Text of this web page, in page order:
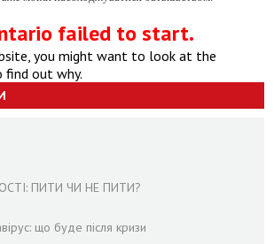
failed to start.
you might want to look at the
find out why.
ПИТИ ЧИ НЕ ПИТИ?
що буде після кризи